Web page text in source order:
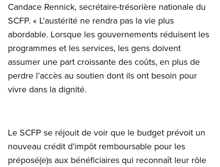
Candace Rennick, secrétaire-trésorière nationale du
SCFP. « L’austérité ne rendra pas la vie plus
abordable. Lorsque les gouvernements réduisent les
programmes et les services, les gens doivent
assumer une part croissante des coûts, en plus de
perdre l’accès au soutien dont ils ont besoin pour
vivre dans la dignité.
Le SCFP se réjouit de voir que le budget prévoit un
nouveau crédit d’impôt remboursable pour les
préposé(e)s aux bénéficiaires qui reconnaît leur rôle